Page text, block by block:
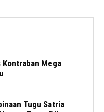
Mega
Tugu Satria